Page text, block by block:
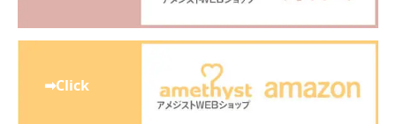
➡Click